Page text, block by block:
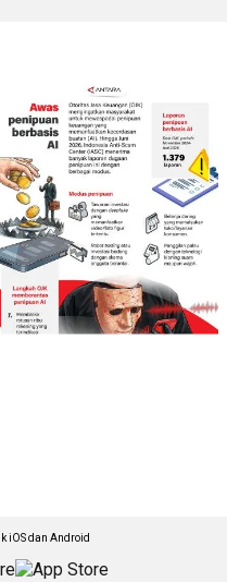
iOS dan Android